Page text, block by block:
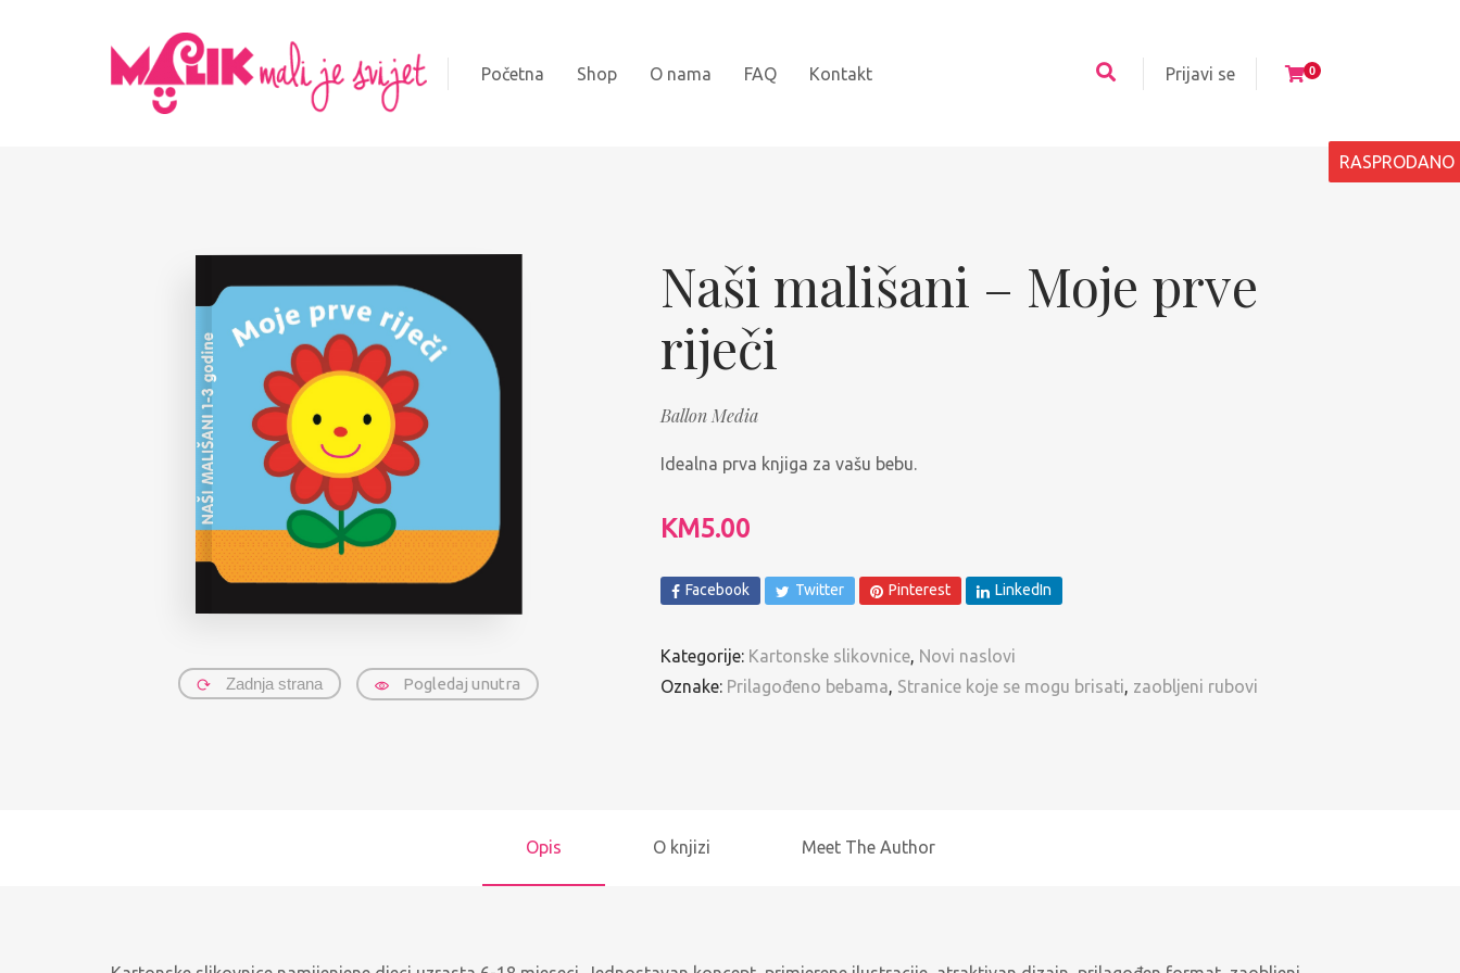
Početna Shop
Kartonske slikovnice
Najprodavanije
Slikovnice sa naljepnicama
Pregled po autorima
O nama FAQ Kontakt Prijavi se 0
Zadnja strana Pogledaj unutra
RASPRODANO
Naši mališani – Moje prve
riječi
Ballon Media
Idealna prva knjiga za vašu bebu.
KM5.00
Facebook Twitter Pinterest LinkedIn
Kategorije: Kartonske slikovnice Novi naslovi
Oznake: Prilagođeno bebama Stranice koje se mogu brisati zaobljeni rubovi
Opis O knjizi Meet The Author